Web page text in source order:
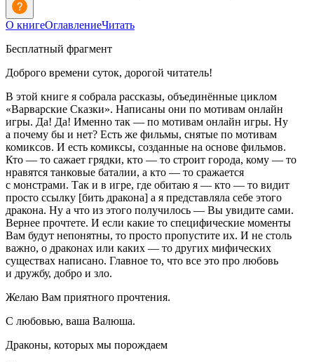
О книгеОглавлениеЧитать
Бесплатный фрагмент
Доброго времени суток, дорогой читатель!
В этой книге я собрала рассказы, объединённые циклом
«Варварские Сказки». Написаны они по мотивам онлайн
игры. Да! Да! Именно так — по мотивам онлайн игры. Ну
а почему бы и нет? Есть же фильмы, снятые по мотивам
комиксов. И есть комиксы, созданные на основе фильмов.
Кто — то сажает грядки, кто — то строит города, кому — то
нравятся танковые баталии, а кто — то сражается
с монстрами. Так и в игре, где обитаю я — кто — то видит
просто ссылку [бить дракона] а я представляла себе этого
дракона. Ну а что из этого получилось — Вы увидите сами.
Вернее прочтете. И если какие то специфические моменты
Вам будут непонятны, то просто пропустите их. И не столь
важно, о драконах или каких — то других мифических
существах написано. Главное то, что все это про любовь
и дружбу, добро и зло.
Желаю Вам приятного прочтения.
С любовью, ваша Валюша.
Драконы, которых мы порождаем